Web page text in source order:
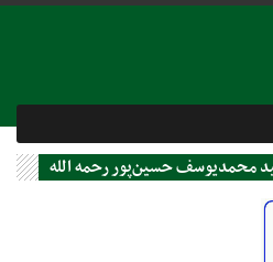
محمديوسف حسين‌پور رحمه الله